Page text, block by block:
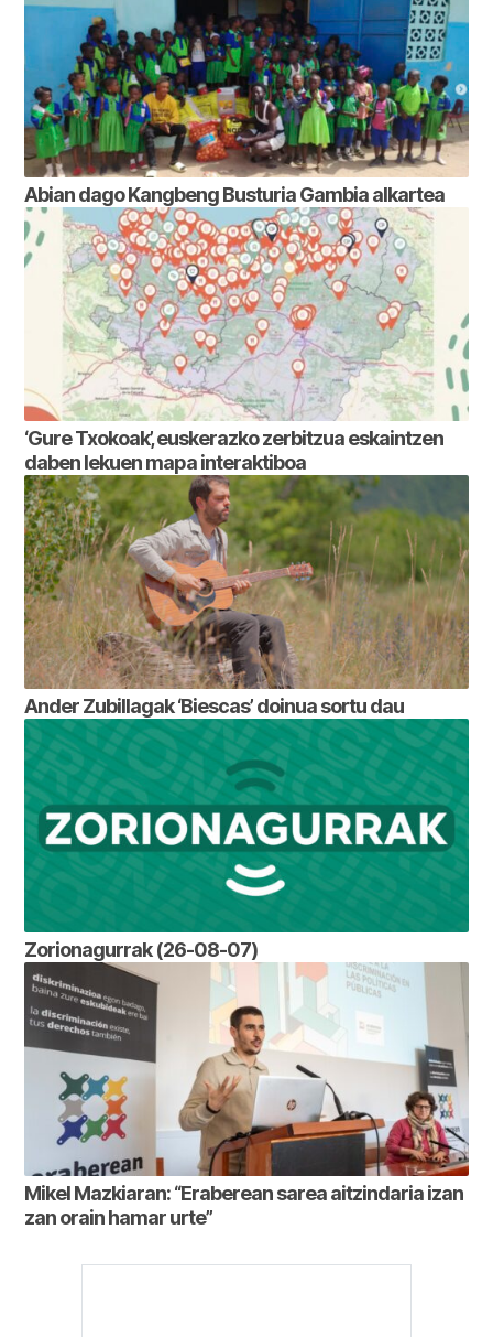
Abian dago Kangbeng Busturia Gambia alkartea
‘Gure Txokoak’, euskerazko zerbitzua eskaintzen
daben lekuen mapa interaktiboa
Ander Zubillagak ‘Biescas’ doinua sortu dau
Zorionagurrak (26-08-07)
Mikel Mazkiaran: “Eraberean sarea aitzindaria izan
zan orain hamar urte”